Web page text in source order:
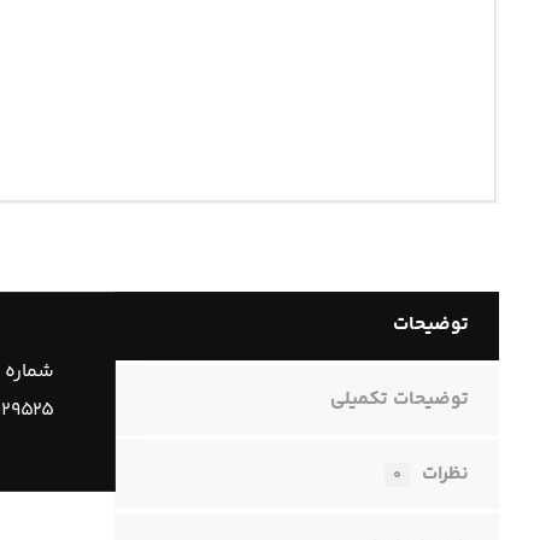
توضیحات
توضیحات تکمیلی
نظرات ۰